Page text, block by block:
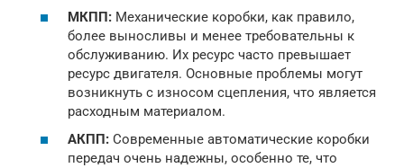
МКПП: Механические коробки, как правило,
более выносливы и менее требовательны к
обслуживанию. Их ресурс часто превышает
ресурс двигателя. Основные проблемы могут
возникнуть с износом сцепления, что является
расходным материалом.
АКПП: Современные автоматические коробки
передач очень надежны, особенно те, что